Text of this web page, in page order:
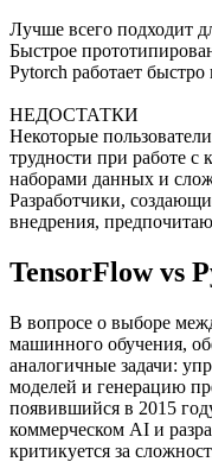
Лучше всего подходит
Быстрое
Pytorch работает
НЕДОСТАТКИ
Некоторые
трудности при работе
наборами данных и
Разработчики,
внедрения,
TensorFlow vs
В вопросе о выборе
машинного обучения,
аналогичные задачи:
моделей и генерацию
появившийся в 2015
коммерческом AI и
критикуется за